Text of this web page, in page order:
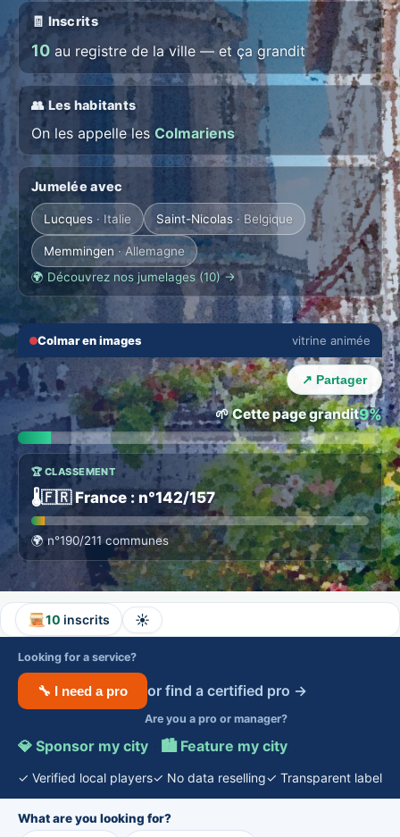
🧾 Inscrits
10 au registre de la ville — et ça grandit
👥 Les habitants
On les appelle lesColmariens
Jumelée avec
Lucques · Italie Saint-Nicolas · Belgique
Memmingen · Allemagne
🌍 Découvrez nos jumelages (10) →
Colmar en images vitrine animée
Talk with Colmar locals
Everyone in their language · auto translation →
‹ ›
🔇 ⛶
↗ Partager
🌱 Cette page grandit9%
🏆 CLASSEMENT
🌡️🇫🇷 France : n°142/157
🌍n°190/211 communes
10 inscrits ☀️
Looking for a service?
🔧 I need a pro or find a certified pro →
Are you a pro or manager?
💎 Sponsor my city · 🏙️ Feature my city
✓ Verified local players✓ No data reselling✓ Transparent label
What are you looking for?